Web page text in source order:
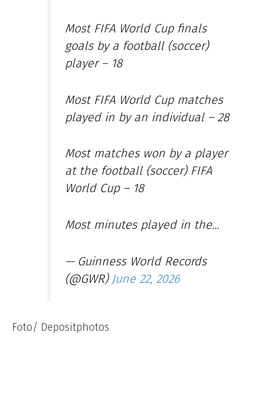
Most FIFA World Cup finals
goals by a football (soccer)
player – 18
Most FIFA World Cup matches
played in by an individual – 28
Most matches won by a player
at the football (soccer) FIFA
World Cup – 18
Most minutes played in the…
— Guinness World Records
(@GWR) June 22, 2026
Foto/ Depositphotos